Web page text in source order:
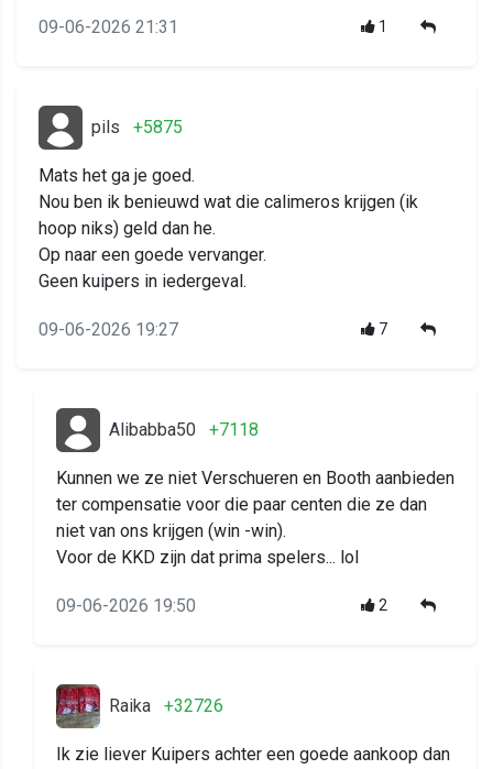
09-06-2026 21:31 1
pils +5875
Mats het ga je goed.
Nou ben ik benieuwd wat die calimeros krijgen (ik
hoop niks) geld dan he.
Op naar een goede vervanger.
Geen kuipers in iedergeval.
09-06-2026 19:27 7
Alibabba50 +7118
Kunnen we ze niet Verschueren en Booth aanbieden
ter compensatie voor die paar centen die ze dan
niet van ons krijgen (win -win).
Voor de KKD zijn dat prima spelers... lol
09-06-2026 19:50 2
Raika +32726
Ik zie liever Kuipers achter een goede aankoop dan